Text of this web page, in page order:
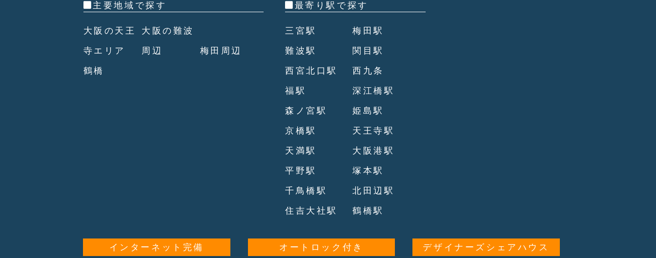
主要地域で探す
大阪の天王
寺エリア
大阪の難波
周辺 梅田周辺
鶴橋
最寄り駅で探す
三宮駅 梅田駅
難波駅 関目駅
西宮北口駅 西九条
福駅 深江橋駅
森ノ宮駅 姫島駅
京橋駅 天王寺駅
天満駅 大阪港駅
平野駅 塚本駅
千鳥橋駅 北田辺駅
住吉大社駅 鶴橋駅
インターネット完備 オートロック付き デザイナーズシェアハウス